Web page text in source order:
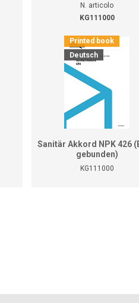
N. articolo
KG111000
Printed book
Deutsch
Sanitär Akkord NPK 426
gebunden)
KG111000